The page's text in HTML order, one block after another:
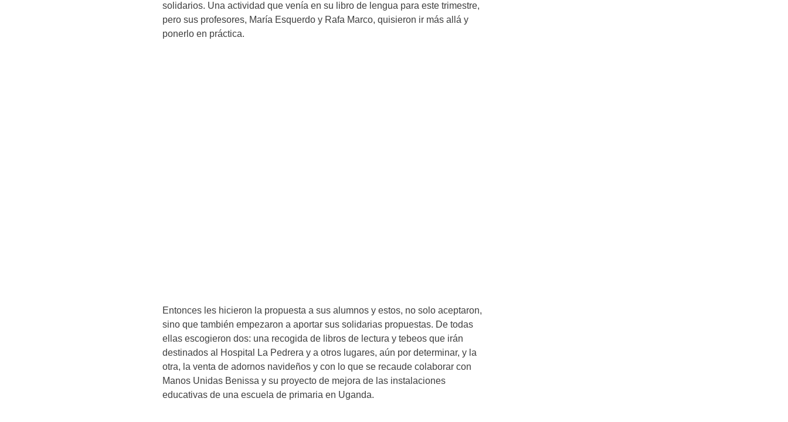
solidarios. Una actividad que venía en su libro de lengua para este trimestre,
pero sus profesores, María Esquerdo y Rafa Marco, quisieron ir más allá y
ponerlo en práctica.
Entonces les hicieron la propuesta a sus alumnos y estos, no solo aceptaron,
sino que también empezaron a aportar sus solidarias propuestas. De todas
ellas escogieron dos: una recogida de libros de lectura y tebeos que irán
destinados al Hospital La Pedrera y a otros lugares, aún por determinar, y la
otra, la venta de adornos navideños y con lo que se recaude colaborar con
Manos Unidas Benissa y su proyecto de mejora de las instalaciones
educativas de una escuela de primaria en Uganda.